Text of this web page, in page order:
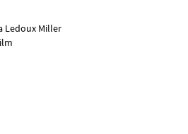
Ledoux Miller